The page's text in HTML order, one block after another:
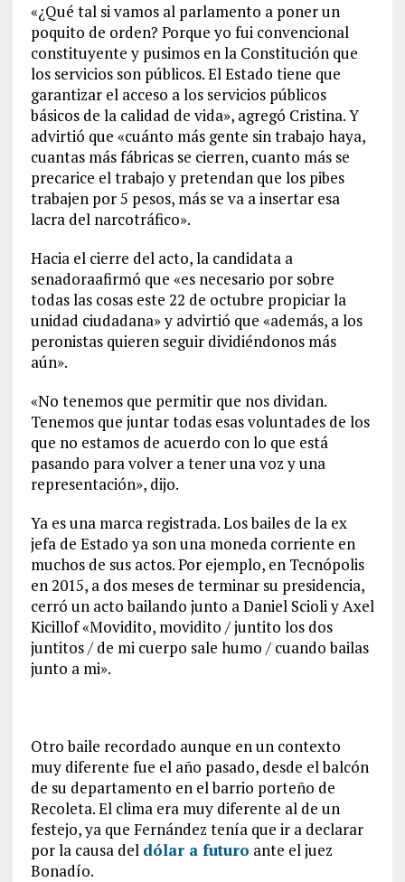
«¿Qué tal si vamos al parlamento a poner un
poquito de orden? Porque yo fui convencional
constituyente y pusimos en la Constitución que
los servicios son públicos. El Estado tiene que
garantizar el acceso a los servicios públicos
básicos de la calidad de vida», agregó Cristina. Y
advirtió que «cuánto más gente sin trabajo haya,
cuantas más fábricas se cierren, cuanto más se
precarice el trabajo y pretendan que los pibes
trabajen por 5 pesos, más se va a insertar esa
lacra del narcotráfico».
Hacia el cierre del acto, la candidata a
senadoraafirmó que «es necesario por sobre
todas las cosas este 22 de octubre propiciar la
unidad ciudadana» y advirtió que «además, a los
peronistas quieren seguir dividiéndonos más
aún».
«No tenemos que permitir que nos dividan.
Tenemos que juntar todas esas voluntades de los
que no estamos de acuerdo con lo que está
pasando para volver a tener una voz y una
representación», dijo.
Ya es una marca registrada. Los bailes de la ex
jefa de Estado ya son una moneda corriente en
muchos de sus actos. Por ejemplo, en Tecnópolis
en 2015, a dos meses de terminar su presidencia,
cerró un acto bailando junto a Daniel Scioli y Axel
Kicillof «Movidito, movidito / juntito los dos
juntitos / de mi cuerpo sale humo / cuando bailas
junto a mi».
Otro baile recordado aunque en un contexto
muy diferente fue el año pasado, desde el balcón
de su departamento en el barrio porteño de
Recoleta. El clima era muy diferente al de un
festejo, ya que Fernández tenía que ir a declarar
por la causa del dólar a futuro ante el juez
Bonadío.